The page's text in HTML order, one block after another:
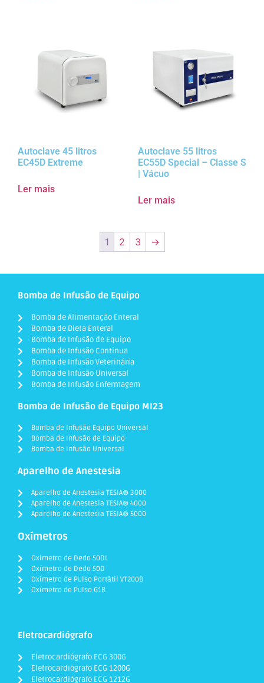
Autoclave 45 litros
EC45D Extreme
Ler mais
Autoclave 55 litros
EC55D Special – Classe S
| Vácuo
Ler mais
1 2 3 →
Bomba de Infusão de Equipo
Bomba de Alimentação Enteral
Bomba de Dieta Enteral
Bomba de Infusão de Equipo
Bomba de Infusão Continua
Bomba de Infusão Veterinária
Bomba de Infusão Universal
Bomba de Infusão Enfermagem
Bomba de Infusão de Equipo MI23
Bomba de Infusão Equipo Universal
Bomba de Infusão de Equipo
Bomba de Infusão Universal
Aparelho de Anestesia
Aparelho de Anestesia TESIA® 3000
Aparelho de Anestesia TESIA® 4000
Aparelho de Anestesia TESIA® 5000
Oxímetros
Oxímetro de Dedo 50DL
Oxímetro de Dedo 50D
Oxímetro de Pulso Portátil VT200B
Oxímetro de Pulso G1B
Eletrocardiógrafo
Eletrocardiógrafo ECG 300G
Eletrocardiógrafo ECG 1200G
Eletrocardiógrafo ECG 1212G